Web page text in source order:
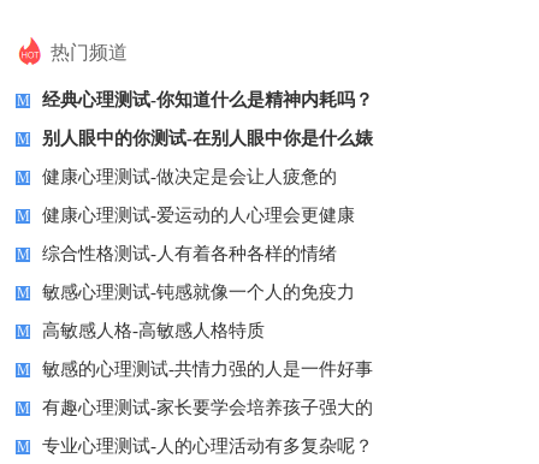
热门频道
M 经典心理测试-你知道什么是精神内耗吗？
M 别人眼中的你测试-在别人眼中你是什么婊
M 健康心理测试-做决定是会让人疲惫的
M 健康心理测试-爱运动的人心理会更健康
M 综合性格测试-人有着各种各样的情绪
M 敏感心理测试-钝感就像一个人的免疫力
M 高敏感人格-高敏感人格特质
M 敏感的心理测试-共情力强的人是一件好事
M 有趣心理测试-家长要学会培养孩子强大的
M 专业心理测试-人的心理活动有多复杂呢？